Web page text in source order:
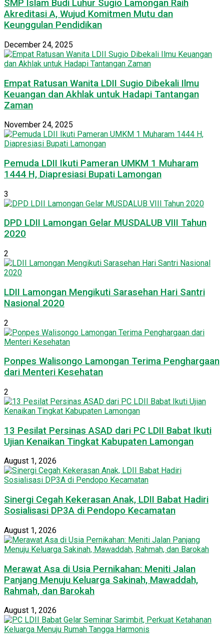
SMP Islam Budi Luhur Sugio Lamongan Raih
Akreditasi A, Wujud Komitmen Mutu dan
Keunggulan Pendidikan
December 24, 2025
Empat Ratusan Wanita LDII Sugio Dibekali Ilmu
Keuangan dan Akhlak untuk Hadapi Tantangan
Zaman
November 24, 2025
Pemuda LDII Ikuti Pameran UMKM 1 Muharam
1444 H, Diapresiasi Bupati Lamongan
3
DPD LDII Lamongan Gelar MUSDALUB VIII Tahun
2020
2
LDII Lamongan Mengikuti Sarasehan Hari Santri
Nasional 2020
2
Ponpes Walisongo Lamongan Terima Penghargaan
dari Menteri Kesehatan
2
13 Pesilat Persinas ASAD dari PC LDII Babat Ikuti
Ujian Kenaikan Tingkat Kabupaten Lamongan
August 1, 2026
Sinergi Cegah Kekerasan Anak, LDII Babat Hadiri
Sosialisasi DP3A di Pendopo Kecamatan
August 1, 2026
Merawat Asa di Usia Pernikahan: Meniti Jalan
Panjang Menuju Keluarga Sakinah, Mawaddah,
Rahmah, dan Barokah
August 1, 2026